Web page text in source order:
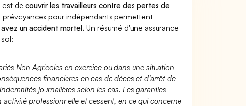
est decouvrir les travailleurs contre des pertes de
prévoyances pour indépendants permettent
un accident mortel. Un résumé d'une assurance
Non Agricoles en exercice ou dans une situation
financières en cas de décès et d’arrêt de
journalières selon les cas. Les garanties
activité professionnelle et cessent, en ce qui concerne